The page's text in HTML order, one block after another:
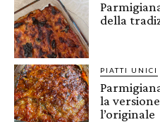
della
PIATTI UNICI
la
l’originale